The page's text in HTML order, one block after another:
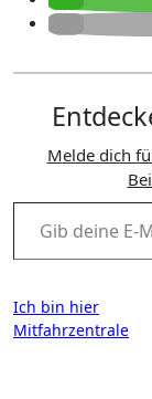
Melde dich für ein Abonnement an, um die neuesten
Gib deine E-Mail-Adresse ein ...
Ich bin hier
Mitfahrzentrale